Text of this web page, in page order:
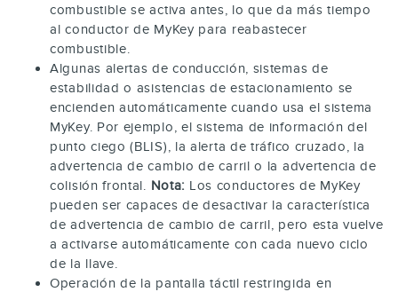
combustible se activa antes, lo que da más tiempo
al conductor de MyKey para reabastecer
combustible.
Algunas alertas de conducción, sistemas de
estabilidad o asistencias de estacionamiento se
encienden automáticamente cuando usa el sistema
MyKey. Por ejemplo, el sistema de información del
punto ciego (BLIS), la alerta de tráfico cruzado, la
advertencia de cambio de carril o la advertencia de
colisión frontal. Nota: Los conductores de MyKey
pueden ser capaces de desactivar la característica
de advertencia de cambio de carril, pero esta vuelve
a activarse automáticamente con cada nuevo ciclo
de la llave.
Operación de la pantalla táctil restringida en